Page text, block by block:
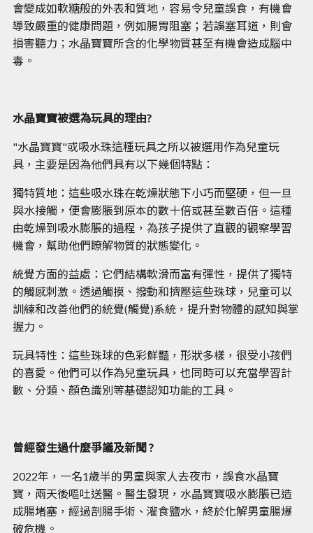
會變成如軟糖般的外表和質地，容易令兒童誤食，有機會
導致嚴重的健康問題，例如腸胃阻塞；若誤塞耳道，則會
損害聽力；水晶寶寶所含的化學物質甚至有機會造成腦中
毒。
水晶寶寶被選為玩具的理由?
"水晶寶寶"或吸水珠這種玩具之所以被選用作為兒童玩
具，主要是因為他們具有以下幾個特點：
獨特質地：這些吸水珠在乾燥狀態下小巧而堅硬，但一旦
與水接觸，便會膨脹到原本的數十倍或甚至數百倍。這種
由乾燥到吸水膨脹的過程，為孩子提供了直觀的觀察學習
機會，幫助他們瞭解物質的狀態變化。
統覺方面的益處：它們結構軟滑而富有彈性，提供了獨特
的觸感刺激。透過觸摸、撥動和擠壓這些珠球，兒童可以
訓練和改善他們的統覺(觸覺)系統，提升對物體的感知與掌
握力。
玩具特性：這些珠球的色彩鮮豔，形狀多樣，很受小孩們
的喜愛。他們可以作為兒童玩具，也同時可以充當學習計
數、分類、顏色識別等基礎認知功能的工具。
曾經發生過什麼爭議及新聞 ?
2022年，一名1歲半的男童與家人去夜市，誤食水晶寶
寶，兩天後嘔吐送醫。醫生發現，水晶寶寶吸水膨脹已造
成腸堵塞，經過剖腸手術、灌食鹽水，終於化解男童腸爆
破危機。